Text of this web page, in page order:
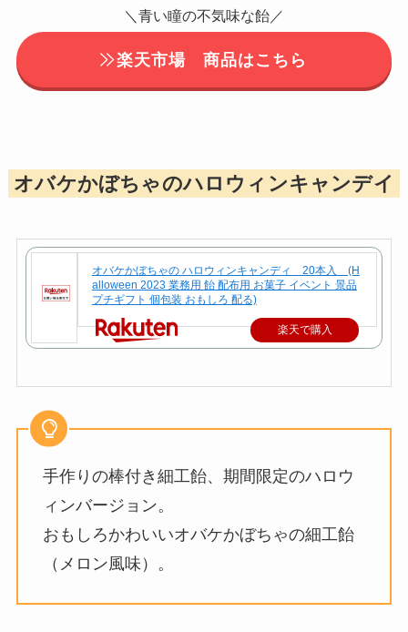
＼青い瞳の不気味な飴／
楽天市場 商品はこちら
オバケかぼちゃのハロウィンキャンデイ
オバケかぼちゃの ハロウィンキャンディ 20本入 (H
alloween 2023 業務用 飴 配布用 お菓子 イベント 景品
プチギフト 個包装 おもしろ 配る)
楽天で購入
手作りの棒付き細工飴、期間限定のハロウ
ィンバージョン。
おもしろかわいいオバケかぼちゃの細工飴
（メロン風味）。